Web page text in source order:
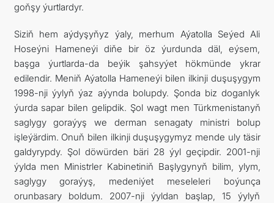
goňşy ýurtlardyr.
Siziň hem aýdyşyňyz ýaly, merhum Aýatolla Seýed Ali
Hoseýni Hameneýi diňe bir öz ýurdunda däl, eýsem,
başga ýurtlarda-da beýik şahsyýet hökmünde ykrar
edilendir. Meniň Aýatolla Hameneýi bilen ilkinji duşuşygym
1998-nji ýylyň ýaz aýynda bolupdy. Şonda biz doganlyk
ýurda sapar bilen gelipdik. Şol wagt men Türkmenistanyň
saglygy goraýyş we derman senagaty ministri bolup
işleýärdim. Onuň bilen ilkinji duşuşygymyz mende uly täsir
galdyrypdy. Şol döwürden bäri 28 ýyl geçipdir. 2001-nji
ýylda men Ministrler Kabinetiniň Başlygynyň bilim, ylym,
saglygy goraýyş, medeniýet meseleleri boýunça
orunbasary boldum. 2007-nji ýyldan başlap, 15 ýylyň